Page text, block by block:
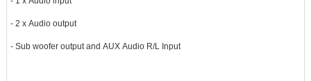
- 2 x Audio output
- Sub woofer output and AUX Audio R/L Input